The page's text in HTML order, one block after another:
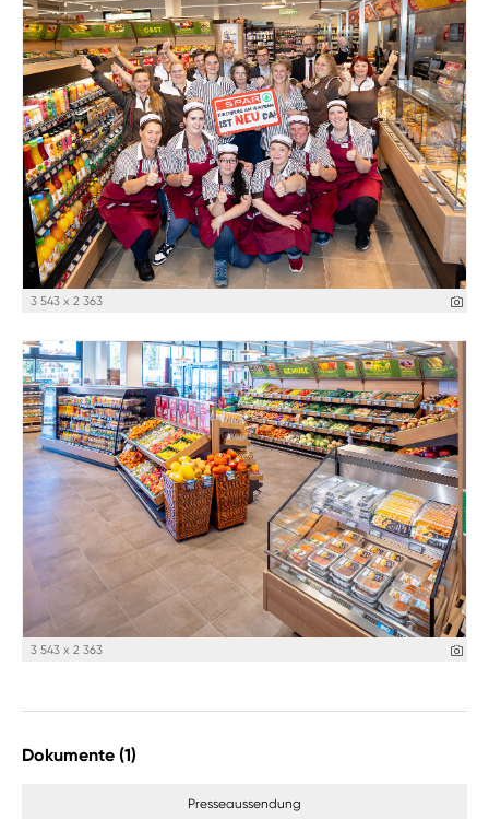
3 543 x 2 363
3 543 x 2 363
Dokumente (1)
Presseaussendung